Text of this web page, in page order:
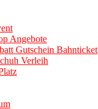
Angebote
Gutschein Bahnticket
Verleih